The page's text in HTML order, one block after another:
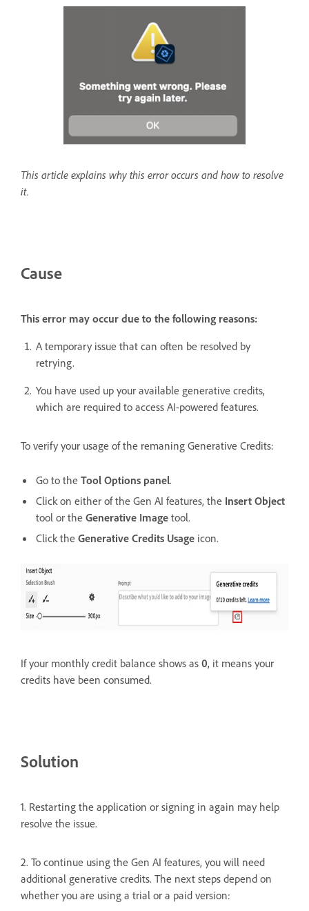
This article explains why this error occurs and how to resolve
it.
Cause
This error may occur due to the following reasons:
A temporary issue that can often be resolved by
retrying.
You have used up your available generative credits,
which are required to access AI-powered features.
To verify your usage of the remaning Generative Credits:
Go to the Tool Options panel.
Click on either of the Gen AI features, the Insert Object
tool or the Generative Image tool.
Click the Generative Credits Usage icon.
If your monthly credit balance shows as 0, it means your
credits have been consumed.
Solution
1. Restarting the application or signing in again may help
resolve the issue.
2. To continue using the Gen AI features, you will need
additional generative credits. The next steps depend on
whether you are using a trial or a paid version: